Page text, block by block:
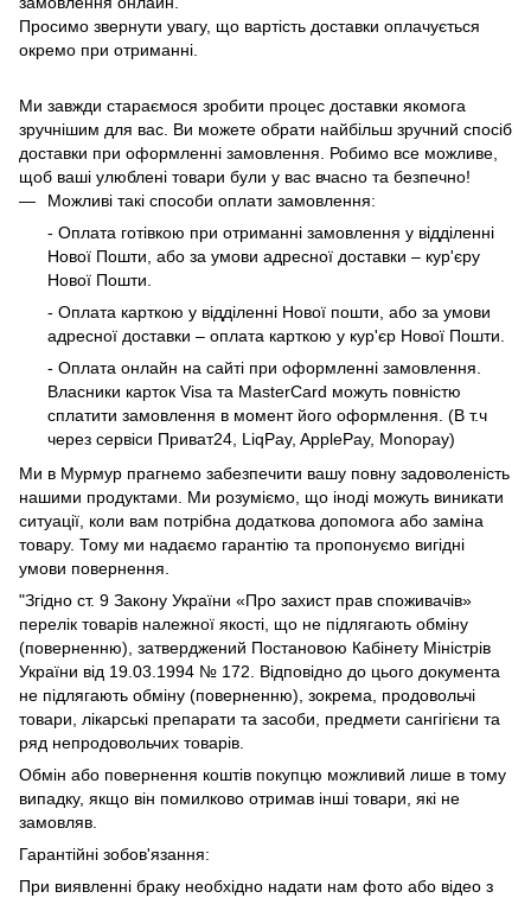
Просимо звернути увагу, що вартість доставки оплачується
окремо при отриманні.
Ми завжди стараємося зробити процес доставки якомога
зручнішим для вас. Ви можете обрати найбільш зручний спосіб
доставки при оформленні замовлення. Робимо все можливе,
щоб ваші улюблені товари були у вас вчасно та безпечно!
Можливі такі способи оплати замовлення:
- Оплата готівкою при отриманні замовлення у відділенні
Нової Пошти, або за умови адресної доставки – кур'єру
Нової Пошти.
- Оплата карткою у відділенні Нової пошти, або за умови
адресної доставки – оплата карткою у кур'єр Нової Пошти.
- Оплата онлайн на сайті при оформленні замовлення.
Власники карток Visa та MasterCard можуть повністю
сплатити замовлення в момент його оформлення. (В т.ч
через сервіси Приват24, LiqPay, ApplePay, Monopay)
Ми в Мурмур прагнемо забезпечити вашу повну задоволеність
нашими продуктами. Ми розуміємо, що іноді можуть виникати
ситуації, коли вам потрібна додаткова допомога або заміна
товару. Тому ми надаємо гарантію та пропонуємо вигідні
умови повернення.
"Згідно ст. 9 Закону України «Про захист прав споживачів»
перелік товарів належної якості, що не підлягають обміну
(поверненню), затверджений Постановою Кабінету Міністрів
України від 19.03.1994 № 172. Відповідно до цього документа
не підлягають обміну (поверненню), зокрема, продовольчі
товари, лікарські препарати та засоби, предмети сангігієни та
ряд непродовольчих товарів.
Обмін або повернення коштів покупцю можливий лише в тому
випадку, якщо він помилково отримав інші товари, які не
замовляв.
Гарантійні зобов'язання:
При виявленні браку необхідно надати нам фото або відео з